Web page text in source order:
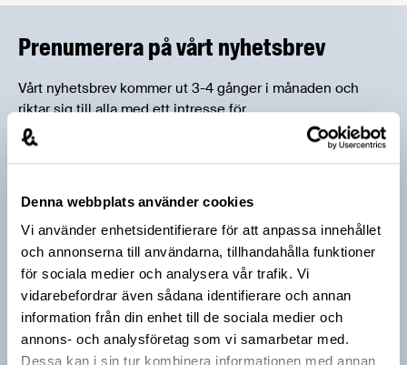
Denna webbplats använder cookies
Vi använder enhetsidentifierare för att anpassa innehållet
och annonserna till användarna, tillhandahålla funktioner
för sociala medier och analysera vår trafik. Vi
vidarebefordrar även sådana identifierare och annan
information från din enhet till de sociala medier och
annons- och analysföretag som vi samarbetar med.
Dessa kan i sin tur kombinera informationen med annan
Prenumerera på vårt nyhetsbrev
Vårt nyhetsbrev kommer ut 3-4 gånger i månaden och
riktar sig till alla med ett intresse för
livsmedelsföretagande och den svenska
livsmedelsbranschen. När du anmäler dig till vårt
hantering av personuppgifter.
E-post:
Jag vill få relevant information från Livsmedelsföretagen
sälja min personliga information. Jag kan när som helst